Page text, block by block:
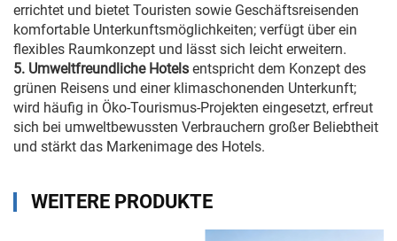
errichtet und bietet Touristen sowie Geschäftsreisenden
komfortable Unterkunftsmöglichkeiten; verfügt über ein
flexibles Raumkonzept und lässt sich leicht erweitern.
5. Umweltfreundliche Hotels entspricht dem Konzept des
grünen Reisens und einer klimaschonenden Unterkunft;
wird häufig in Öko-Tourismus-Projekten eingesetzt, erfreut
sich bei umweltbewussten Verbrauchern großer Beliebtheit
und stärkt das Markenimage des Hotels.
WEITERE PRODUKTE